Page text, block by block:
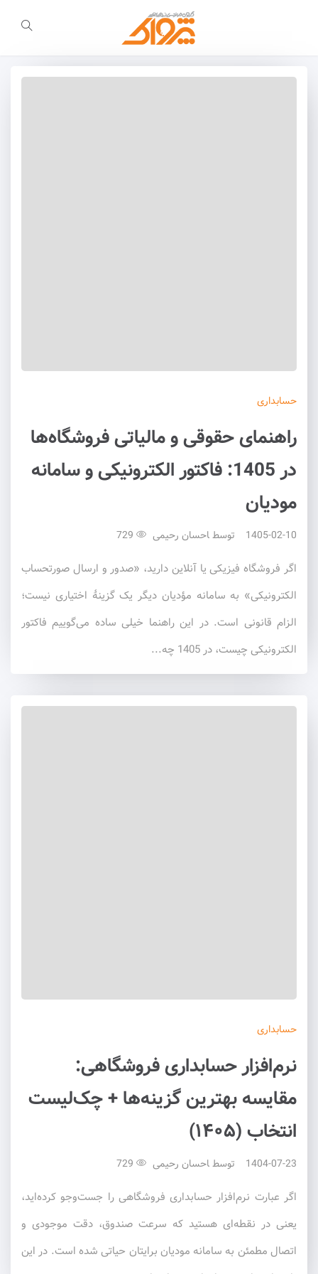
حسابداری
راهنمای حقوقی و مالیاتی فروشگاه‌ها
در 1405: فاکتور الکترونیکی و سامانه
مودیان
1405-02-10 توسط احسان رحیمی
اگر فروشگاه فیزیکی یا آنلاین دارید، «صدور و ارسال صورتحساب
الکترونیکی» به سامانه مؤدیان دیگر یک گزینهٔ اختیاری نیست؛
الزام قانونی است. در این راهنما خیلی ساده می‌گوییم فاکتور
الکترونیکی چیست، در 1405 چه...
حسابداری
نرم‌افزار حسابداری فروشگاهی:
مقایسه بهترین گزینه‌ها + چک‌لیست
انتخاب (۱۴۰۵)
1404-07-23 توسط احسان رحیمی
اگر عبارت نرم‌افزار حسابداری فروشگاهی را جست‌وجو کرده‌اید،
یعنی در نقطه‌ای هستید که سرعت صندوق، دقت موجودی و
اتصال مطمئن به سامانه مودیان برایتان حیاتی شده است. در این